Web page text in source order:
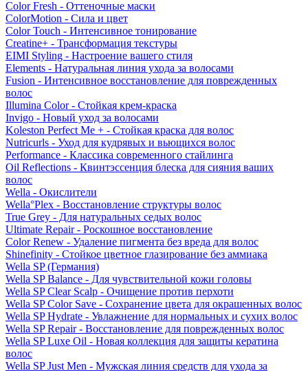
Color Fresh - Оттеночные маски
ColorMotion - Сила и цвет
Color Touch - Интенсивное тонирование
Creatine+ - Трансформация текстуры
EIMI Styling - Настроение вашего стиля
Elements - Натуральная линия ухода за волосами
Fusion - Интенсивное восстановление для поврежденных
волос
Illumina Color - Стойкая крем-краска
Invigo - Новый уход за волосами
Koleston Perfect Me + - Стойкая краска для волос
Nutricurls - Уход для кудрявых и вьющихся волос
Performance - Классика современного стайлинга
Oil Reflections - Квинтэссенция блеска для сияния ваших
волос
Wella - Окислители
Wella°Plex - Восстановление структуры волос
True Grey - Для натуральных седых волос
Ultimate Repair - Роскошное восстановление
Color Renew - Удаление пигмента без вреда для волос
Shinefinity - Стойкое цветное глазирование без аммиака
Wella SP (Германия)
Wella SP Balance - Для чувствительной кожи головы
Wella SP Clear Scalp - Очищение против перхоти
Wella SP Color Save - Сохранение цвета для окрашенных волос
Wella SP Hydrate - Увлажнение для нормальных и сухих волос
Wella SP Repair - Восстановление для поврежденных волос
Wella SP Luxe Oil - Новая коллекция для защиты кератина
волос
Wella SP Just Men - Мужская линия средств для ухода за